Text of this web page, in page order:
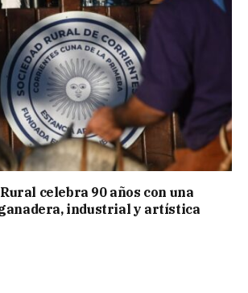
celebra 90 años con una
industrial y artística